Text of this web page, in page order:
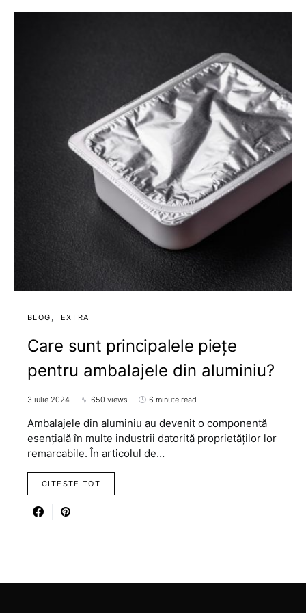
BLOG EXTRA
Care sunt principalele piețe
pentru ambalajele din aluminiu?
3 iulie 2024 650 views 6 minute read
Ambalajele din aluminiu au devenit o componentă
esențială în multe industrii datorită proprietăților lor
remarcabile. În articolul de…
CITESTE TOT